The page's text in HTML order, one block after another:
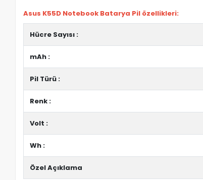
Asus K55D Notebook Batarya Pil özellikleri:
Hücre Sayısı :
mAh :
Pil Türü :
Renk :
Volt :
Wh :
Özel Açıklama